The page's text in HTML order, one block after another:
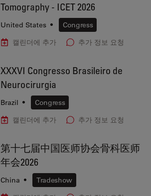
Tomography - ICET 2026
United States •
Congress
캘린더에 추가
추가 정보 요청
XXXVI Congresso Brasileiro de
Neurocirurgia
Brazil •
Congress
캘린더에 추가
추가 정보 요청
第十七届中国医师协会骨科医师
年会2026
China •
Tradeshow